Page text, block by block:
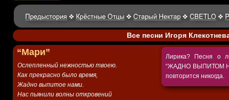
Все песни Игоря
Лирика? Песня о
“ЖАДНО ВЫПИТОМ
повторится никогда.
Ослепленный нежностью твоею.
Как прекрасно было время,
Жадно выпитое нами.
Нас пьянили волны откровений
“Мари”